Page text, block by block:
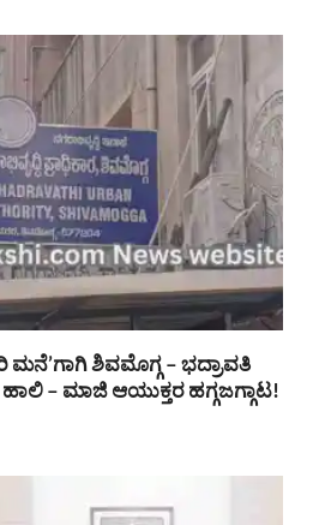
ಮನೆ’ಗಾಗಿ ಶಿವಮೊಗ್ಗ – ಭದ್ರಾವತಿ
ಹಾಲಿ – ಮಾಜಿ ಆಯುಕ್ತರ ಹಗ್ಗಜಗ್ಗಾಟ!